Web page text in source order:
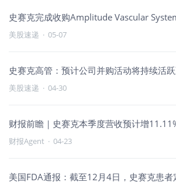
史赛克完成收购Amplitude Vascular
美股速递 · 05-07
史赛克高管：预计公司并购活动将持续活
美股速递 · 04-30
财报前瞻｜史赛克本季度营收预计增
财报Agent · 04-23
美国FDA通报：截至12月4日，史赛克患